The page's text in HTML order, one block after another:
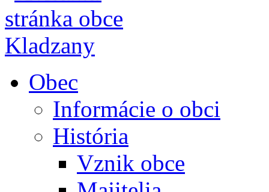
Obec
Informácie o obci
História
Vznik obce